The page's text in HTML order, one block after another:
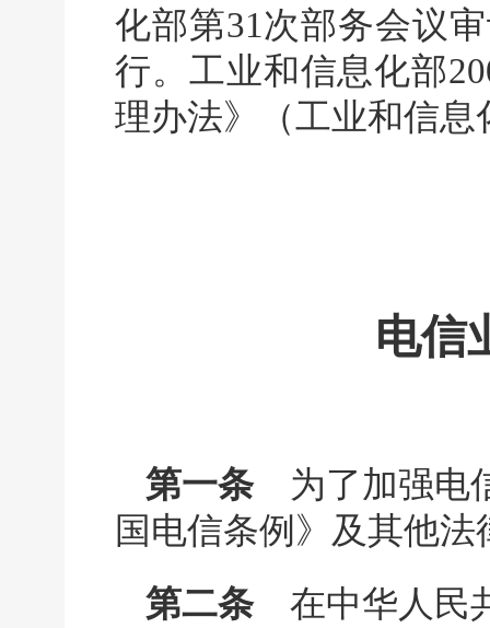
化部第31次部务会议
行。工业和信息化部
理办法》（工业和信
电信
第一条为了加强电
国电信条例》及其他
第二条在中华人民